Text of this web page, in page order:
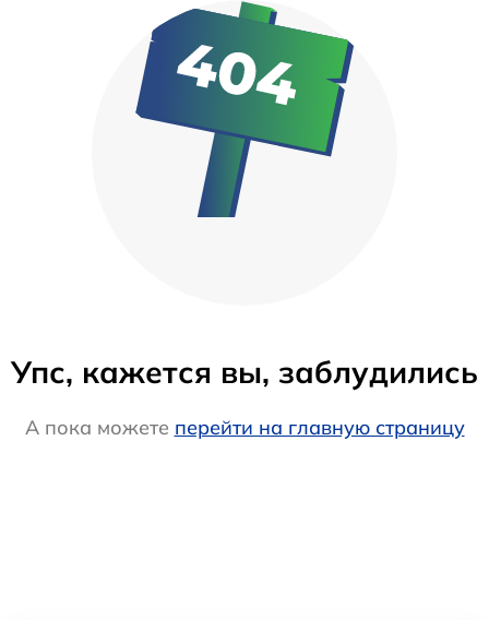
Упс, кажется вы, заблудились
А пока можете перейти на главную страницу